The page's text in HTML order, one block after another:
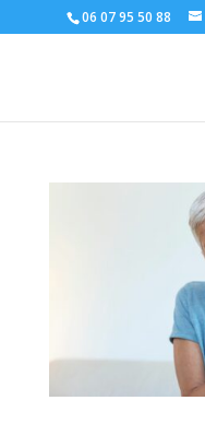
06 07 95 50 88